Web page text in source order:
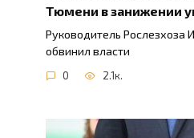
Тюмени в занижении
Руководитель Рослезхоза
обвинил власти
0 2.1к.